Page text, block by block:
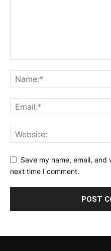
Save my name, email,
next time I comment.